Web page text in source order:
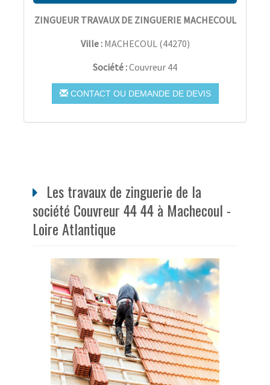
ZINGUEUR TRAVAUX DE ZINGUERIE MACHECOUL
Ville : MACHECOUL(44270)
Société :Couvreur 44
CONTACT OU DEMANDE DE DEVIS
Les travaux de zinguerie de la
société Couvreur 44 44 à Machecoul -
Loire Atlantique